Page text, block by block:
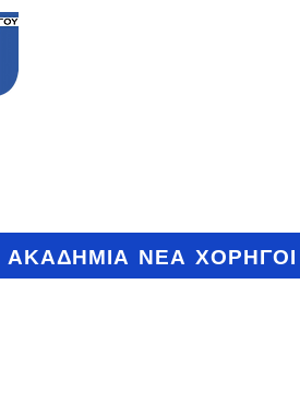
ΑΚΑΔΗΜΙΑ ΝΕΑ ΧΟΡΗΓΟΙ